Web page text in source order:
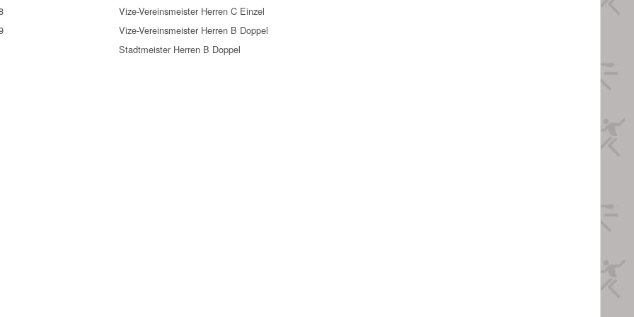
Vize-Vereinsmeister Herren C Einzel
Vize-Vereinsmeister Herren B Doppel
Stadtmeister Herren B Doppel